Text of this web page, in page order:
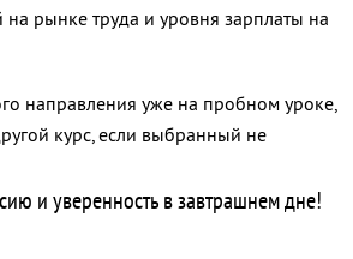
рынке труда и уровня зарплаты на
направления уже на пробном уроке,
курс, если выбранный не
и уверенность в завтрашнем дне!